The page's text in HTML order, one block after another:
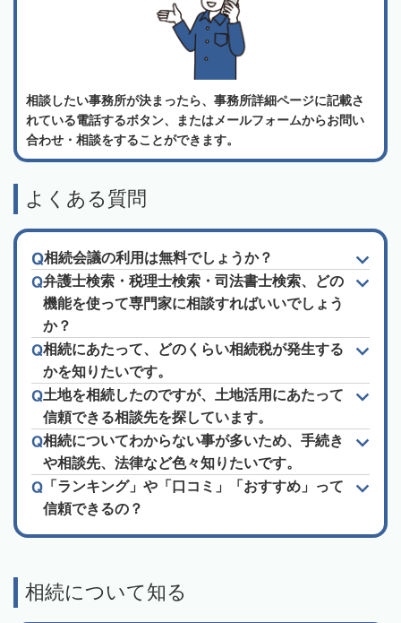
相談したい事務所が決まったら、事務所詳細ページに記載さ
れている電話するボタン、またはメールフォームからお問い
合わせ・相談をすることができます。
よくある質問
相続会議の利用は無料でしょうか？
弁護士検索・税理士検索・司法書士検索、どの
機能を使って専門家に相談すればいいでしょう
か？
相続にあたって、どのくらい相続税が発生する
かを知りたいです。
土地を相続したのですが、土地活用にあたって
信頼できる相談先を探しています。
相続についてわからない事が多いため、手続き
や相談先、法律など色々知りたいです。
「ランキング」や「口コミ」「おすすめ」って
信頼できるの？
相続について知る